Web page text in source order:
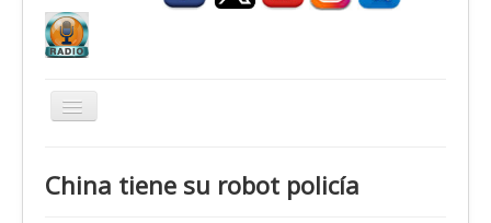
Cambiar
Nuevitas
China tiene su robot policía